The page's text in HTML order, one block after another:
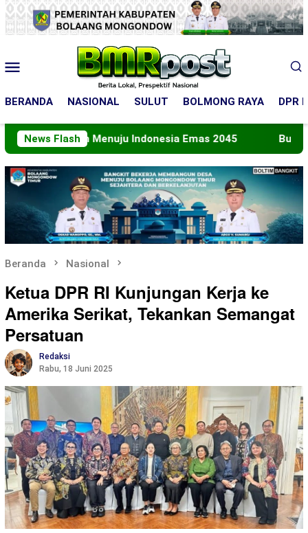
Loncat
ke
konten
Mobile
BERANDA NASIONAL SULUT BOLMONG RAYA DPR
News Flash
Peran Menuju Indonesia Emas 2045 Bupati Boltara
Beranda Nasional
Ketua DPR RI Kunjungan Kerja ke
Amerika Serikat, Tekankan Semangat
Persatuan
Redaksi
Rabu, 18 Juni 2025